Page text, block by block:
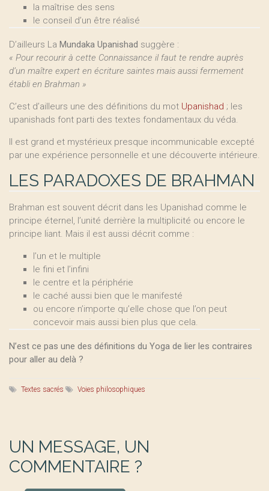
la maîtrise des sens
le conseil d’un être réalisé
D’ailleurs La Mundaka Upanishad suggère :
« Pour recourir à cette Connaissance il faut te rendre auprès
d’un maître expert en écriture saintes mais aussi fermement
établi en Brahman »
C’est d’ailleurs une des définitions du mot Upanishad ; les
upanishads font parti des textes fondamentaux du véda.
Il est grand et mystérieux presque incommunicable excepté
par une expérience personnelle et une découverte intérieure.
LES PARADOXES DE BRAHMAN
Brahman est souvent décrit dans les Upanishad comme le
principe éternel, l’unité derrière la multiplicité ou encore le
principe liant. Mais il est aussi décrit comme :
l’un et le multiple
le fini et l’infini
le centre et la périphérie
le caché aussi bien que le manifesté
ou encore n’importe qu’elle chose que l’on peut
concevoir mais aussi bien plus que cela.
N’est ce pas une des définitions du Yoga de lier les contraires
pour aller au delà ?
Textes sacrés Voies philosophiques
UN MESSAGE, UN
COMMENTAIRE ?